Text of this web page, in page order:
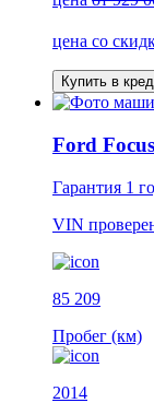
цена со
Купить в
Ford
Гарантия 1
VIN
85 209
Пробег (км)
2014